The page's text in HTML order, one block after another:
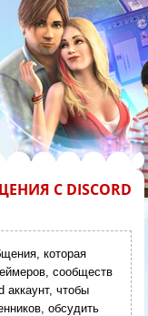
С DISCORD
которая
сообществ
аккаунт, чтобы
обсудить